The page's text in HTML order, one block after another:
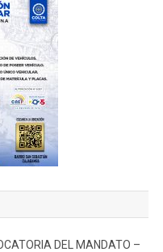
DEL MANDATO –